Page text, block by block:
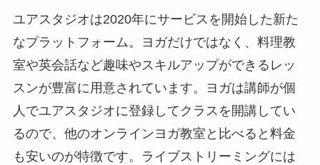
ユアスタジオは2020年にサービスを開始した新た
なプラットフォーム。ヨガだけではなく、料理教
室や英会話など趣味やスキルアップができるレッ
スンが豊富に用意されています。ヨガは講師が個
人でユアスタジオに登録してクラスを開講してい
るので、他のオンラインヨガ教室と比べると料金
も安いのが特徴です。ライブストリーミングには